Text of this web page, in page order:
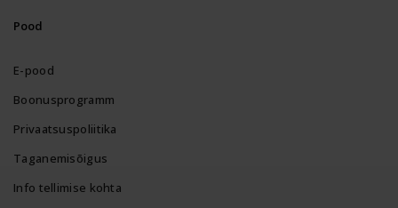
Pood
E-pood
Boonusprogramm
Privaatsuspoliitika
Taganemisõigus
Info tellimise kohta